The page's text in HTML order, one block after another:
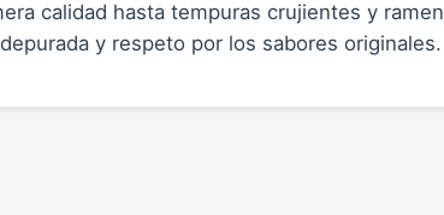
calidad hasta tempuras crujientes y ramen
y respeto por los sabores originales.